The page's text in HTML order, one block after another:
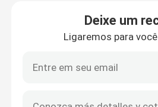
Bujão de borracha butílico
Peças preenchidas da seringa
Borracha butílica Halogenated
Deixe um
Ligaremos para